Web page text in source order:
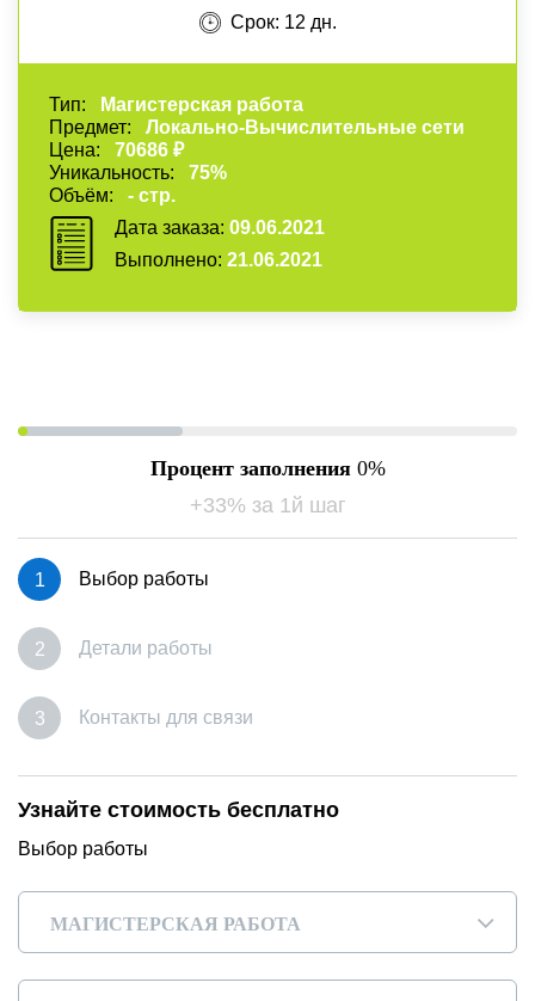
Срок: 12 дн.
Тип:
Магистерская работа
Предмет:
Локально-Вычислительные сети
Цена:
70686 ₽
Уникальность:
75%
Объём:
- стр.
Дата заказа: 09.06.2021
Выполнено: 21.06.2021
Узнайте стоимость бесплатно
Выбор работы
МАГИСТЕРСКАЯ РАБОТА ▾
Выбор работы
Детали работы
Контакты для связи
Процент заполнения 0
+33% за 1й шаг